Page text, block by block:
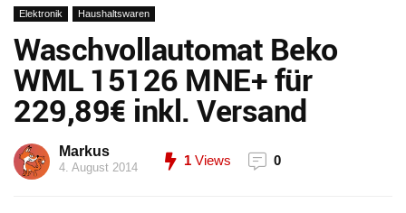
Elektronik Haushaltswaren
Waschvollautomat Beko
WML 15126 MNE+ für
229,89€ inkl. Versand
Markus
4. August 2014 1 Views 0